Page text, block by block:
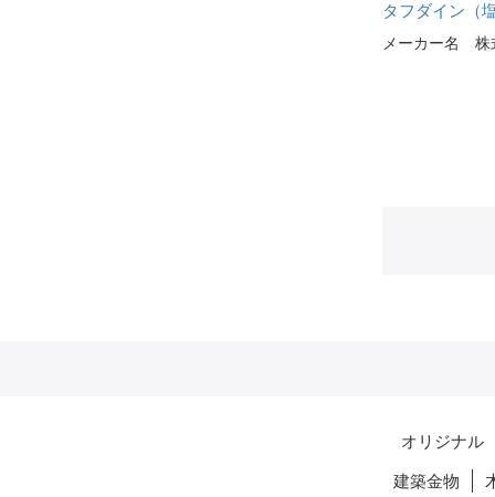
タフダイン（
メーカー名 株
オリジナル
建築金物